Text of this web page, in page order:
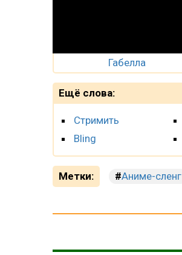
Габелла
Ещё слова:
Стримить
Bling
Метки: Аниме-сленг